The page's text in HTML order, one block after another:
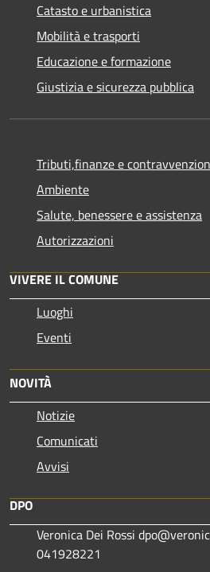
Catasto e urbanistica
Mobilità e trasporti
Educazione e formazione
Giustizia e sicurezza pubblica
Tributi,finanze e
Ambiente
Salute, benessere e assistenza
Autorizzazioni
VIVERE IL COMUNE
Luoghi
Eventi
NOVITÀ
Notizie
Comunicati
Avvisi
DPO
Veronica Dei Rossi
041928221